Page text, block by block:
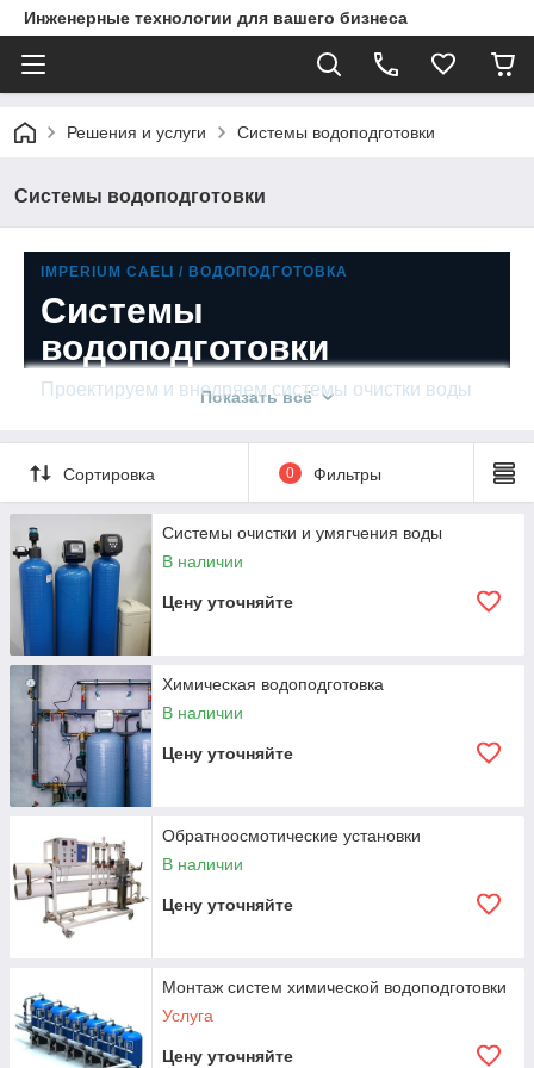
Инженерные технологии для вашего бизнеса
Решения и услуги Системы водоподготовки
Системы водоподготовки
IMPERIUM CAELI / ВОДОПОДГОТОВКА
Системы
водоподготовки
Проектируем и внедряем системы очистки воды
хозяйства и пищевых производств, где качество
воды влияет на оборудование, продукт и
стабильность процесса.
Защита оборудования
Снижаем риски коррозии, накипи и падения
эффективности.
Поддерживаем качество воды под технологические
требования.
Подбор, проектирование, монтаж, запуск и
обслуживание.
Показать всё
Сортировка 0 Фильтры
Системы очистки и умягчения воды
В наличии
Цену уточняйте
Химическая водоподготовка
В наличии
Цену уточняйте
Обратноосмотические установки
В наличии
Цену уточняйте
Монтаж систем химической водоподготовки
Услуга
Цену уточняйте